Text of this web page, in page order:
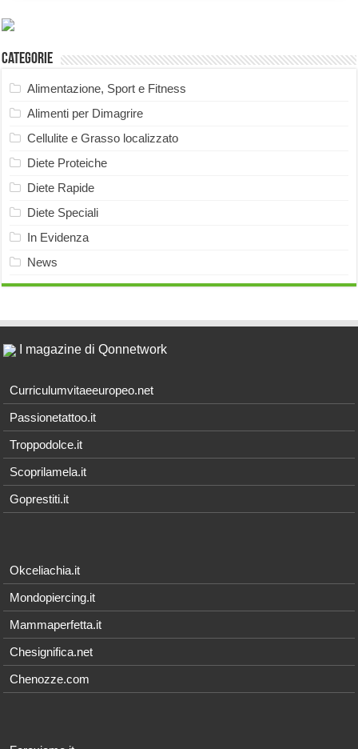
Categorie
Alimentazione, Sport e Fitness
Alimenti per Dimagrire
Cellulite e Grasso localizzato
Diete Proteiche
Diete Rapide
Diete Speciali
In Evidenza
News
I magazine di Qonnetwork
Curriculumvitaeeuropeo.net
Passionetattoo.it
Troppodolce.it
Scoprilamela.it
Goprestiti.it
Okceliachia.it
Mondopiercing.it
Mammaperfetta.it
Chesignifica.net
Chenozze.com